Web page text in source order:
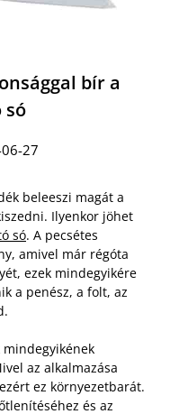
bír a
27
beleeszi magát a
Ilyenkor jöhet
só. A pecsétes
amivel már régóta
ezek mindegyikére
a penész, a folt, az
az alkalmazása
ez környezetbarát.
és az